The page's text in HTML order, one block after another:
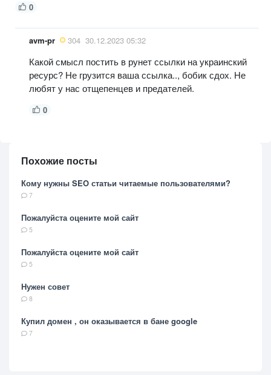
0
avm-pr 304 30.12.2023 05:32
Какой смысл постить в рунет ссылки на украинский
ресурс? Не грузится ваша ссылка.., бобик сдох. Не
любят у нас отщепенцев и предателей.
0
Похожие посты
Кому нужны SEO статьи читаемые пользователями?
7
Пожалуйста оцените мой сайт
5
Пожалуйста оцените мой сайт
5
Нужен совет
8
Купил домен , он оказывается в бане google
7